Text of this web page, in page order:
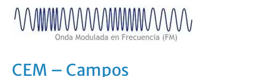
CEM – Campos
aparelhos
eletrônicos
Rede
Elétrica